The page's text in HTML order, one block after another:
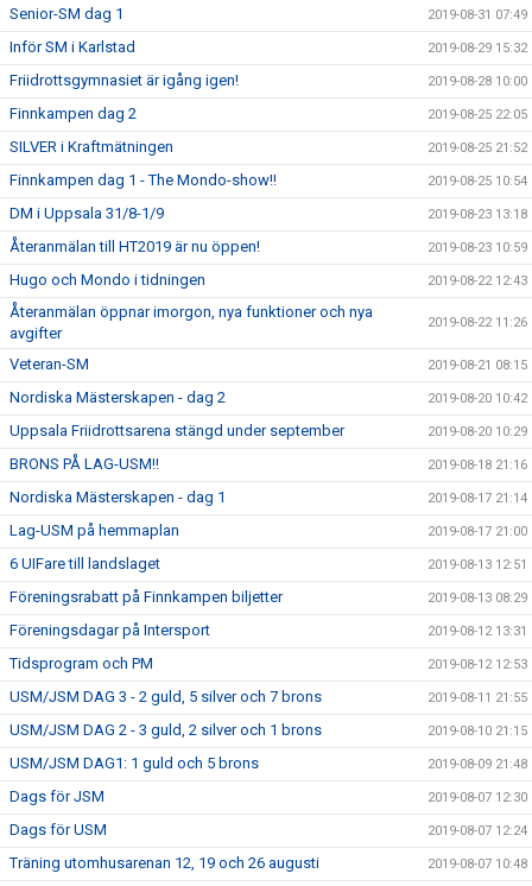
Senior-SM dag 1 2019-08-31 07:49
Inför SM i Karlstad 2019-08-29 15:32
Friidrottsgymnasiet är igång igen! 2019-08-28 10:00
Finnkampen dag 2 2019-08-25 22:05
SILVER i Kraftmätningen 2019-08-25 21:52
Finnkampen dag 1 - The Mondo-show!! 2019-08-25 10:54
DM i Uppsala 31/8-1/9 2019-08-23 13:18
Återanmälan till HT2019 är nu öppen! 2019-08-23 10:59
Hugo och Mondo i tidningen 2019-08-22 12:43
Återanmälan öppnar imorgon, nya funktioner och nya
avgifter
2019-08-22 11:26
Veteran-SM 2019-08-21 08:15
Nordiska Mästerskapen - dag 2 2019-08-20 10:42
Uppsala Friidrottsarena stängd under september 2019-08-20 10:29
BRONS PÅ LAG-USM!! 2019-08-18 21:16
Nordiska Mästerskapen - dag 1 2019-08-17 21:14
Lag-USM på hemmaplan 2019-08-17 21:00
6 UIFare till landslaget 2019-08-13 12:51
Föreningsrabatt på Finnkampen biljetter 2019-08-13 08:29
Föreningsdagar på Intersport 2019-08-12 13:31
Tidsprogram och PM 2019-08-12 12:53
USM/JSM DAG 3 - 2 guld, 5 silver och 7 brons 2019-08-11 21:55
USM/JSM DAG 2 - 3 guld, 2 silver och 1 brons 2019-08-10 21:15
USM/JSM DAG1: 1 guld och 5 brons 2019-08-09 21:48
Dags för JSM 2019-08-07 12:30
Dags för USM 2019-08-07 12:24
Träning utomhusarenan 12, 19 och 26 augusti 2019-08-07 10:48